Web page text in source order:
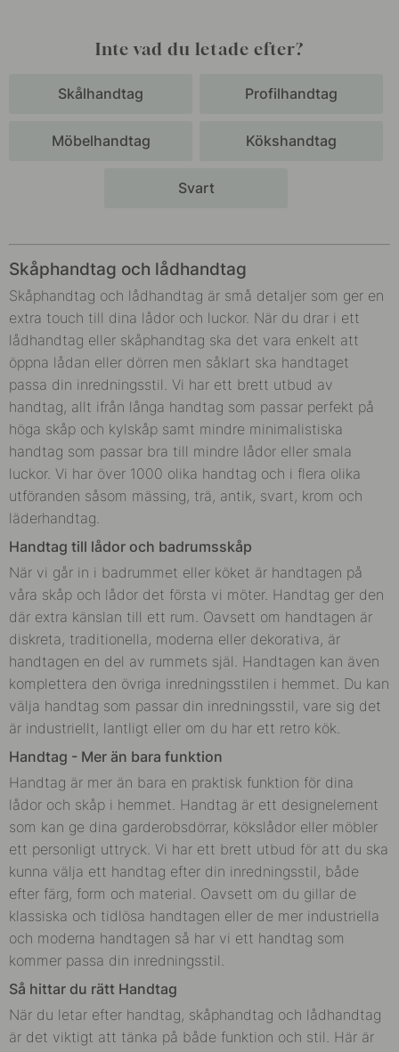
Inte vad du letade efter?
Skålhandtag Profilhandtag
Möbelhandtag Kökshandtag
Svart
Skåphandtag och lådhandtag
Skåphandtag och lådhandtag är små detaljer som ger en
extra touch till dina lådor och luckor. När du drar i ett
lådhandtag eller skåphandtag ska det vara enkelt att
öppna lådan eller dörren men såklart ska handtaget
passa din inredningsstil. Vi har ett brett utbud av
handtag, allt ifrån långa handtag som passar perfekt på
höga skåp och kylskåp samt mindre minimalistiska
handtag som passar bra till mindre lådor eller smala
luckor. Vi har över 1000 olika handtag och i flera olika
utföranden såsom mässing, trä, antik, svart, krom och
läderhandtag.
Handtag till lådor och badrumsskåp
När vi går in i badrummet eller köket är handtagen på
våra skåp och lådor det första vi möter. Handtag ger den
där extra känslan till ett rum. Oavsett om handtagen är
diskreta, traditionella, moderna eller dekorativa, är
handtagen en del av rummets själ. Handtagen kan även
komplettera den övriga inredningsstilen i hemmet. Du kan
välja handtag som passar din inredningsstil, vare sig det
är industriellt, lantligt eller om du har ett retro kök.
Handtag - Mer än bara funktion
Handtag är mer än bara en praktisk funktion för dina
lådor och skåp i hemmet. Handtag är ett designelement
som kan ge dina garderobsdörrar, kökslådor eller möbler
ett personligt uttryck. Vi har ett brett utbud för att du ska
kunna välja ett handtag efter din inredningsstil, både
efter färg, form och material. Oavsett om du gillar de
klassiska och tidlösa handtagen eller de mer industriella
och moderna handtagen så har vi ett handtag som
kommer passa din inredningsstil.
Så hittar du rätt Handtag
När du letar efter handtag, skåphandtag och lådhandtag
är det viktigt att tänka på både funktion och stil. Här är